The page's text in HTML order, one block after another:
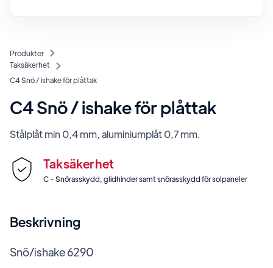
Produkter
Taksäkerhet
C4 Snö / ishake för plåttak
C4 Snö / ishake för plåttak
Stålplåt min 0,4 mm, aluminiumplåt 0,7 mm.
Taksäkerhet
C - Snörasskydd, glidhinder samt snörasskydd för solpaneler
Beskrivning
Snö/ishake 6290